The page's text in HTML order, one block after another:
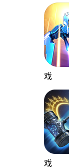
戏
戏